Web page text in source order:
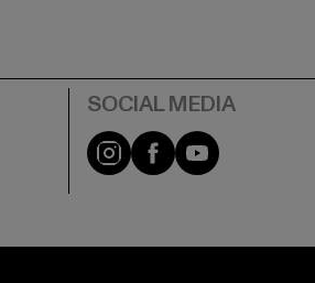
Instagram
FacebookYouTube